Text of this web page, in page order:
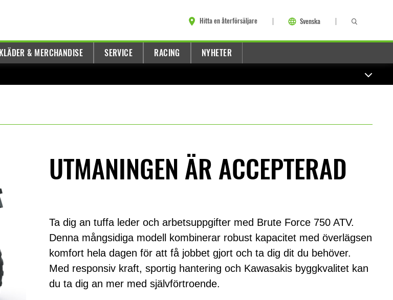
Hitta en återförsäljare Svenska
KLÄDER & MERCHANDISE SERVICE RACING NYHETER
UTMANINGEN ÄR ACCEPTERAD
Ta dig an tuffa leder och arbetsuppgifter med Brute Force 750 ATV.
Denna mångsidiga modell kombinerar robust kapacitet med överlägsen
komfort hela dagen för att få jobbet gjort och ta dig dit du behöver.
Med responsiv kraft, sportig hantering och Kawasakis byggkvalitet kan
du ta dig an mer med självförtroende.